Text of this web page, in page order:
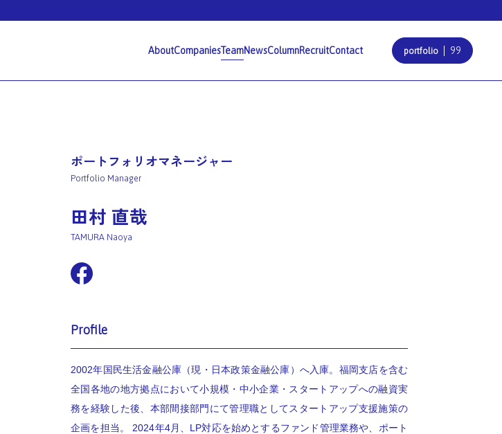
AboutCompaniesTeamNewsColumnRecruitContact portfolio 99
ポートフォリオマネージャー
Portfolio Manager
田村 直哉
TAMURA Naoya
Profile
2002年国民生活金融公庫（現・日本政策金融公庫）へ入庫。福岡支店を含む
全国各地の地方拠点において小規模・中小企業・スタートアップへの融資実
務を経験した後、本部間接部門にて管理職としてスタートアップ支援施策の
企画を担当。 2024年4月、LP対応を始めとするファンド管理業務や、ポート